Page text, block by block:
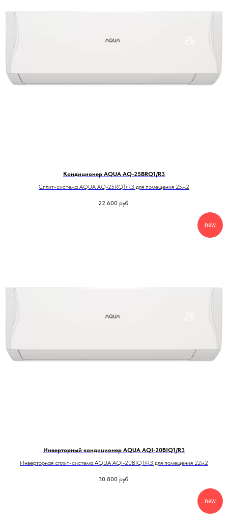
Кондиционер AQUA AQ-25BRQ1/R3
Сплит-система AQUA AQ-25RQ1/R3 для помещения 25м2
22 600 руб.
new
Инверторный кондиционер AQUA AQI-20BIQ1/R3
Инверторная сплит-система AQUA AQI-20BIQ1/R3 для помещения 22м2
30 800 руб.
new